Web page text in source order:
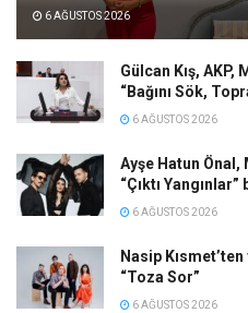
6 AĞUSTOS 2026
Gülcan Kış,
“Bağını Sök,
6 AĞUSTOS 2026
Ayşe Hatun Önal,
“Çıktı Yangınlar”
6 AĞUSTOS 2026
Nasip
“Toza Sor”
6 AĞUSTOS 2026